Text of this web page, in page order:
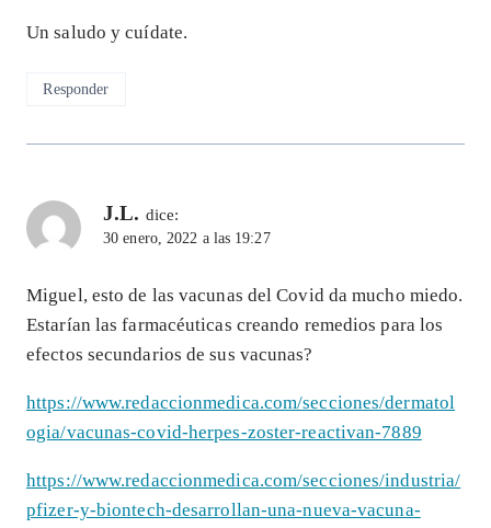
Un saludo y cuídate.
Responder
J.L. dice:
30 enero, 2022 a las 19:27
Miguel, esto de las vacunas del Covid da mucho miedo.
Estarían las farmacéuticas creando remedios para los
efectos secundarios de sus vacunas?
https://www.redaccionmedica.com/secciones/dermatol
ogia/vacunas-covid-herpes-zoster-reactivan-7889
https://www.redaccionmedica.com/secciones/industria/
pfizer-y-biontech-desarrollan-una-nueva-vacuna-